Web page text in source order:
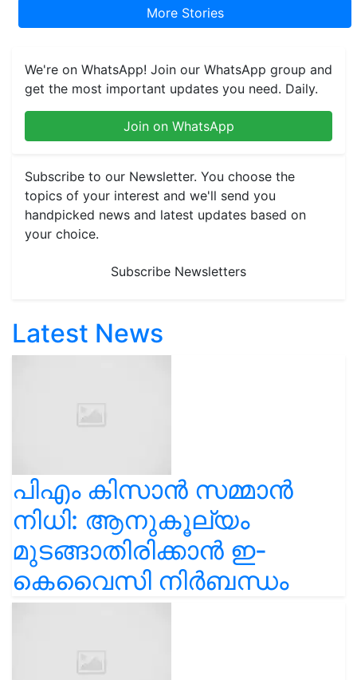
More Stories
We're on WhatsApp! Join our WhatsApp group and
get the most important updates you need. Daily.
Join on WhatsApp
Subscribe to our Newsletter. You choose the
topics of your interest and we'll send you
handpicked news and latest updates based on
your choice.
Subscribe Newsletters
Latest News
പിഎം കിസാൻ സമ്മാൻ
നിധി: ആനുകൂല്യം
മുടങ്ങാതിരിക്കാൻ ഇ-
കെവൈസി നിർബന്ധം